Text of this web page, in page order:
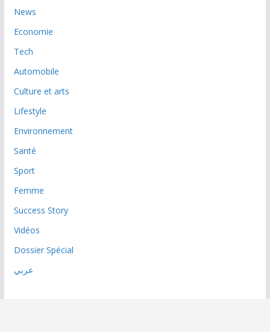
News
Economie
Tech
Automobile
Culture et arts
Lifestyle
Environnement
Santé
Sport
Femme
Success Story
Vidéos
Dossier Spécial
عربي